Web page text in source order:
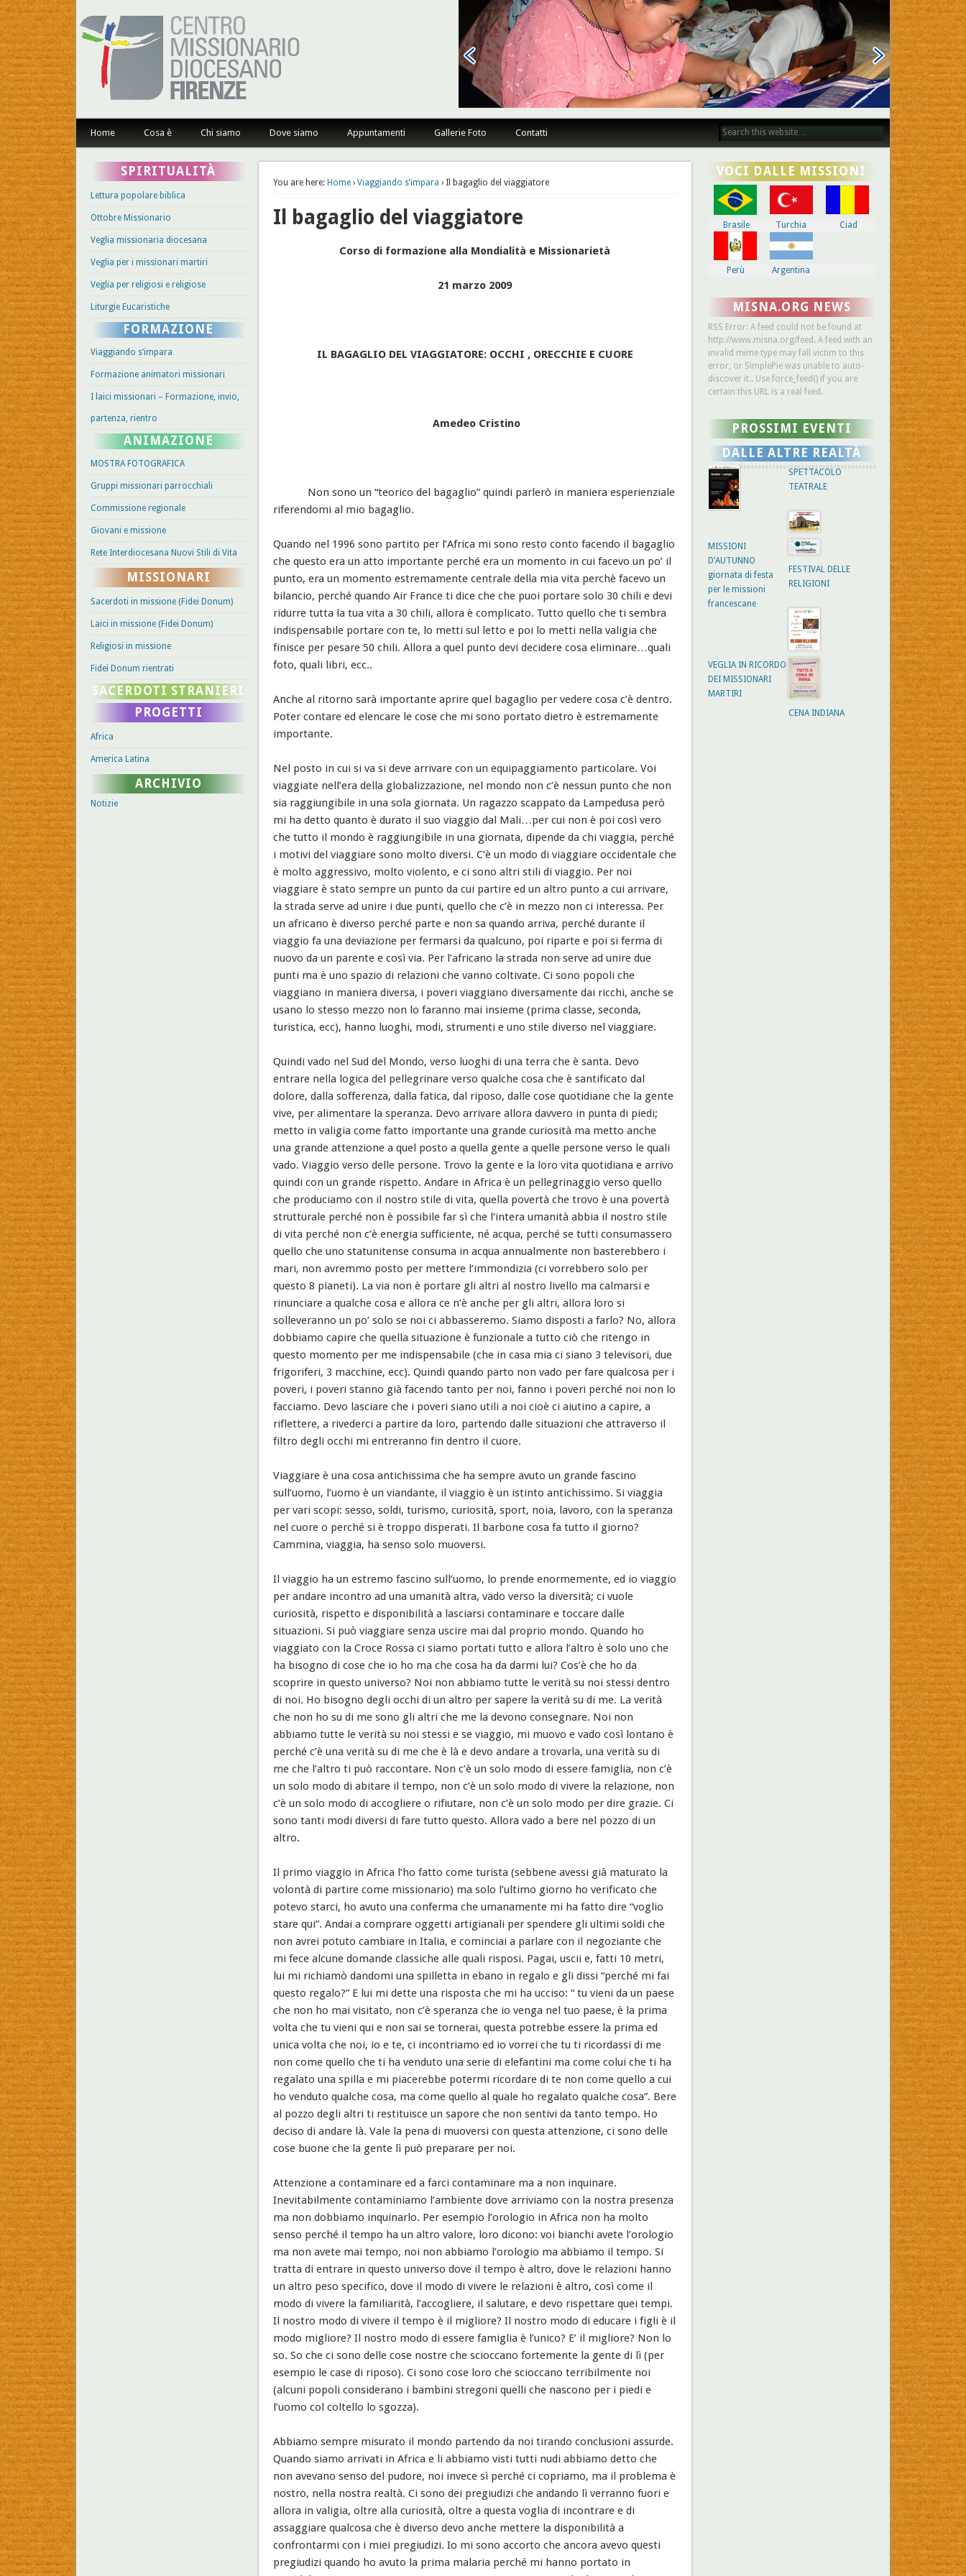
Centro Missionario Diocesano Firenze
Home Cosa è Chi siamo Dove siamo Appuntamenti Gallerie Foto Contatti
You are here: Home› Viaggiando s’impara › Il bagaglio del viaggiatore
Il bagaglio del viaggiatore
Corso di formazione alla Mondialità e Missionarietà
21 marzo 2009
IL BAGAGLIO DEL VIAGGIATORE: OCCHI , ORECCHIE E CUORE
Amedeo Cristino
Non sono un “teorico del bagaglio” quindi parlerò in maniera esperienziale
riferendomi al mio bagaglio.
Quando nel 1996 sono partito per l’Africa mi sono resto conto facendo il bagaglio
che questo era un atto importante perché era un momento in cui facevo un po’ il
punto, era un momento estremamente centrale della mia vita perchè facevo un
bilancio, perché quando Air France ti dice che che puoi portare solo 30 chili e devi
ridurre tutta la tua vita a 30 chili, allora è complicato. Tutto quello che ti sembra
indispensabile portare con te, lo metti sul letto e poi lo metti nella valigia che
finisce per pesare 50 chili. Allora a quel punto devi decidere cosa eliminare…quali
foto, quali libri, ecc..
Anche al ritorno sarà importante aprire quel bagaglio per vedere cosa c’è dentro.
Poter contare ed elencare le cose che mi sono portato dietro è estremamente
importante.
Nel posto in cui si va si deve arrivare con un equipaggiamento particolare. Voi
viaggiate nell’era della globalizzazione, nel mondo non c’è nessun punto che non
sia raggiungibile in una sola giornata. Un ragazzo scappato da Lampedusa però
mi ha detto quanto è durato il suo viaggio dal Mali…per cui non è poi così vero
che tutto il mondo è raggiungibile in una giornata, dipende da chi viaggia, perché
i motivi del viaggiare sono molto diversi. C’è un modo di viaggiare occidentale che
è molto aggressivo, molto violento, e ci sono altri stili di viaggio. Per noi
viaggiare è stato sempre un punto da cui partire ed un altro punto a cui arrivare,
la strada serve ad unire i due punti, quello che c’è in mezzo non ci interessa. Per
un africano è diverso perché parte e non sa quando arriva, perché durante il
viaggio fa una deviazione per fermarsi da qualcuno, poi riparte e poi si ferma di
nuovo da un parente e così via. Per l’africano la strada non serve ad unire due
punti ma è uno spazio di relazioni che vanno coltivate. Ci sono popoli che
viaggiano in maniera diversa, i poveri viaggiano diversamente dai ricchi, anche se
usano lo stesso mezzo non lo faranno mai insieme (prima classe, seconda,
turistica, ecc), hanno luoghi, modi, strumenti e uno stile diverso nel viaggiare.
Quindi vado nel Sud del Mondo, verso luoghi di una terra che è santa. Devo
entrare nella logica del pellegrinare verso qualche cosa che è santificato dal
dolore, dalla sofferenza, dalla fatica, dal riposo, dalle cose quotidiane che la gente
vive, per alimentare la speranza. Devo arrivare allora davvero in punta di piedi;
metto in valigia come fatto importante una grande curiosità ma metto anche
una grande attenzione a quel posto a quella gente a quelle persone verso le quali
vado. Viaggio verso delle persone. Trovo la gente e la loro vita quotidiana e arrivo
quindi con un grande rispetto. Andare in Africa è un pellegrinaggio verso quello
che produciamo con il nostro stile di vita, quella povertà che trovo è una povertà
strutturale perché non è possibile far sì che l’intera umanità abbia il nostro stile
di vita perché non c’è energia sufficiente, né acqua, perché se tutti consumassero
quello che uno statunitense consuma in acqua annualmente non basterebbero i
mari, non avremmo posto per mettere l’immondizia (ci vorrebbero solo per
questo 8 pianeti). La via non è portare gli altri al nostro livello ma calmarsi e
rinunciare a qualche cosa e allora ce n’è anche per gli altri, allora loro si
solleveranno un po’ solo se noi ci abbasseremo. Siamo disposti a farlo? No, allora
dobbiamo capire che quella situazione è funzionale a tutto ciò che ritengo in
questo momento per me indispensabile (che in casa mia ci siano 3 televisori, due
frigoriferi, 3 macchine, ecc). Quindi quando parto non vado per fare qualcosa per i
poveri, i poveri stanno già facendo tanto per noi, fanno i poveri perché noi non lo
facciamo. Devo lasciare che i poveri siano utili a noi cioè ci aiutino a capire, a
riflettere, a rivederci a partire da loro, partendo dalle situazioni che attraverso il
filtro degli occhi mi entreranno fin dentro il cuore.
Viaggiare è una cosa antichissima che ha sempre avuto un grande fascino
sull’uomo, l’uomo è un viandante, il viaggio è un istinto antichissimo. Si viaggia
per vari scopi: sesso, soldi, turismo, curiosità, sport, noia, lavoro, con la speranza
nel cuore o perché si è troppo disperati. Il barbone cosa fa tutto il giorno?
Cammina, viaggia, ha senso solo muoversi.
Il viaggio ha un estremo fascino sull’uomo, lo prende enormemente, ed io viaggio
per andare incontro ad una umanità altra, vado verso la diversità; ci vuole
curiosità, rispetto e disponibilità a lasciarsi contaminare e toccare dalle
situazioni. Si può viaggiare senza uscire mai dal proprio mondo. Quando ho
viaggiato con la Croce Rossa ci siamo portati tutto e allora l’altro è solo uno che
ha bisogno di cose che io ho ma che cosa ha da darmi lui? Cos’è che ho da
scoprire in questo universo? Noi non abbiamo tutte le verità su noi stessi dentro
di noi. Ho bisogno degli occhi di un altro per sapere la verità su di me. La verità
che non ho su di me sono gli altri che me la devono consegnare. Noi non
abbiamo tutte le verità su noi stessi e se viaggio, mi muovo e vado così lontano è
perché c’è una verità su di me che è là e devo andare a trovarla, una verità su di
me che l’altro ti può raccontare. Non c’è un solo modo di essere famiglia, non c’è
un solo modo di abitare il tempo, non c’è un solo modo di vivere la relazione, non
c’è un solo modo di accogliere o rifiutare, non c’è un solo modo per dire grazie. Ci
sono tanti modi diversi di fare tutto questo. Allora vado a bere nel pozzo di un
altro.
Il primo viaggio in Africa l’ho fatto come turista (sebbene avessi già maturato la
volontà di partire come missionario) ma solo l’ultimo giorno ho verificato che
potevo starci, ho avuto una conferma che umanamente mi ha fatto dire “voglio
stare qui”. Andai a comprare oggetti artigianali per spendere gli ultimi soldi che
non avrei potuto cambiare in Italia, e cominciai a parlare con il negoziante che
mi fece alcune domande classiche alle quali risposi. Pagai, uscii e, fatti 10 metri,
lui mi richiamò dandomi una spilletta in ebano in regalo e gli dissi “perché mi fai
questo regalo?” E lui mi dette una risposta che mi ha ucciso: “ tu vieni da un paese
che non ho mai visitato, non c’è speranza che io venga nel tuo paese, è la prima
volta che tu vieni qui e non sai se tornerai, questa potrebbe essere la prima ed
unica volta che noi, io e te, ci incontriamo ed io vorrei che tu ti ricordassi di me
non come quello che ti ha venduto una serie di elefantini ma come colui che ti ha
regalato una spilla e mi piacerebbe potermi ricordare di te non come quello a cui
ho venduto qualche cosa, ma come quello al quale ho regalato qualche cosa”. Bere
al pozzo degli altri ti restituisce un sapore che non sentivi da tanto tempo. Ho
deciso di andare là. Vale la pena di muoversi con questa attenzione, ci sono delle
cose buone che la gente lì può preparare per noi.
Attenzione a contaminare ed a farci contaminare ma a non inquinare.
Inevitabilmente contaminiamo l’ambiente dove arriviamo con la nostra presenza
ma non dobbiamo inquinarlo. Per esempio l’orologio in Africa non ha molto
senso perché il tempo ha un altro valore, loro dicono: voi bianchi avete l’orologio
ma non avete mai tempo, noi non abbiamo l’orologio ma abbiamo il tempo. Si
tratta di entrare in questo universo dove il tempo è altro, dove le relazioni hanno
un altro peso specifico, dove il modo di vivere le relazioni è altro, così come il
modo di vivere la familiarità, l’accogliere, il salutare, e devo rispettare quei tempi.
Il nostro modo di vivere il tempo è il migliore? Il nostro modo di educare i figli è il
modo migliore? Il nostro modo di essere famiglia è l’unico? E’ il migliore? Non lo
so. So che ci sono delle cose nostre che scioccano fortemente la gente di lì (per
esempio le case di riposo). Ci sono cose loro che scioccano terribilmente noi
(alcuni popoli considerano i bambini stregoni quelli che nascono per i piedi e
l’uomo col coltello lo sgozza).
Abbiamo sempre misurato il mondo partendo da noi tirando conclusioni assurde.
Quando siamo arrivati in Africa e li abbiamo visti tutti nudi abbiamo detto che
non avevano senso del pudore, noi invece sì perché ci copriamo, ma il problema è
nostro, nella nostra realtà. Ci sono dei pregiudizi che andando lì verranno fuori e
allora in valigia, oltre alla curiosità, oltre a questa voglia di incontrare e di
assaggiare qualcosa che è diverso devo anche mettere la disponibilità a
confrontarmi con i miei pregiudizi. Io mi sono accorto che ancora avevo questi
pregiudizi quando ho avuto la prima malaria perché mi hanno portato in
SPIRITUALITÀ
Lettura popolare biblica
Ottobre Missionario
Veglia missionaria diocesana
Veglia per i missionari martiri
Veglia per religiosi e religiose
Liturgie Eucaristiche
FORMAZIONE
Viaggiando s’impara
Formazione animatori missionari
I laici missionari – Formazione, invio,
partenza, rientro
ANIMAZIONE
MOSTRA FOTOGRAFICA
Gruppi missionari parrocchiali
Commissione regionale
Giovani e missione
Rete Interdiocesana Nuovi Stili di Vita
MISSIONARI
Sacerdoti in missione (Fidei Donum)
Laici in missione (Fidei Donum)
Religiosi in missione
Fidei Donum rientrati
SACERDOTI STRANIERI
PROGETTI
Africa
America Latina
ARCHIVIO
Notizie
VOCI DALLE MISSIONI
Brasile Turchia Ciad
Perù Argentina
MISNA.ORG NEWS
RSS Error: A feed could not be found at
http://www.misna.org/feed. A feed with an
invalid mime type may fall victim to this
error, or SimplePie was unable to auto-
discover it.. Use force_feed() if you are
certain this URL is a real feed.
PROSSIMI EVENTI
DALLE ALTRE REALTÀ
SPETTACOLO
TEATRALE
MISSIONI
D’AUTUNNO
giornata di festa
per le missioni
francescane
FESTIVAL DELLE
RELIGIONI
VEGLIA IN RICORDO
DEI MISSIONARI
MARTIRI
CENA INDIANA